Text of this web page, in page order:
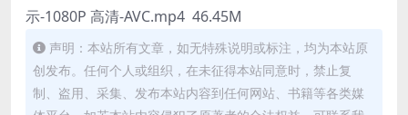
示-1080P 高清-AVC.mp4 46.45M
声明：本站所有文章，如无特殊说明或标注，均为本站原
创发布。任何个人或组织，在未征得本站同意时，禁止复
制、盗用、采集、发布本站内容到任何网站、书籍等各类媒